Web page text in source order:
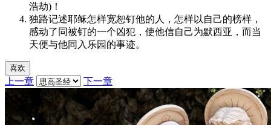
浩劫)！
独路记述耶稣怎样宽恕钉他的人，怎样以自己的榜样，
感动了同被钉的一个凶犯，使他信自己为默西亚，而当
天便与他同入乐园的事迹。
喜欢
上一章 下一章